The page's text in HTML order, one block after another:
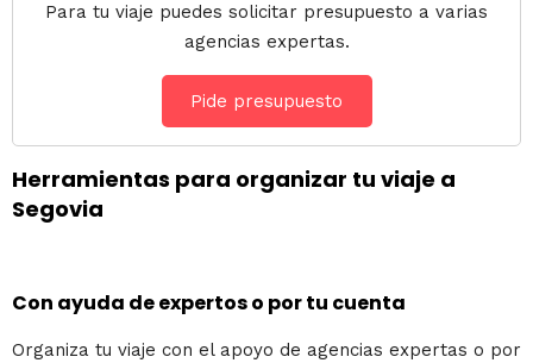
Para tu viaje puedes solicitar presupuesto a varias
agencias expertas.
Pide presupuesto
Herramientas para organizar tu viaje a
Segovia
Con ayuda de expertos o por tu cuenta
Organiza tu viaje con el apoyo de agencias expertas o por